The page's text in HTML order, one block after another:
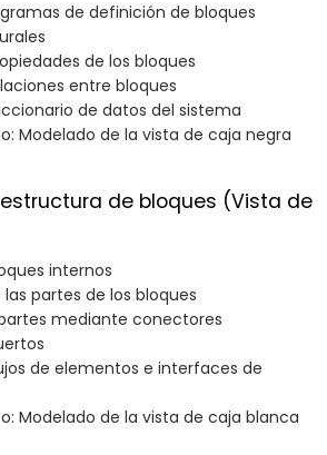
de definición de bloques
de los bloques
entre bloques
de datos del sistema
Modelado de la vista de caja negra
de bloques (Vista de
internos
partes de los bloques
mediante conectores
de elementos e interfaces de
Modelado de la vista de caja blanca